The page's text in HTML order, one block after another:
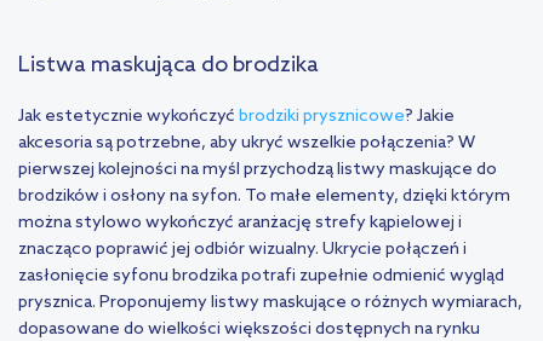
Listwa maskująca do brodzika
Jak estetycznie wykończyć brodziki prysznicowe? Jakie
akcesoria są potrzebne, aby ukryć wszelkie połączenia? W
pierwszej kolejności na myśl przychodzą listwy maskujące do
brodzików i osłony na syfon. To małe elementy, dzięki którym
można stylowo wykończyć aranżację strefy kąpielowej i
znacząco poprawić jej odbiór wizualny. Ukrycie połączeń i
zasłonięcie syfonu brodzika potrafi zupełnie odmienić wygląd
prysznica. Proponujemy listwy maskujące o różnych wymiarach,
dopasowane do wielkości większości dostępnych na rynku